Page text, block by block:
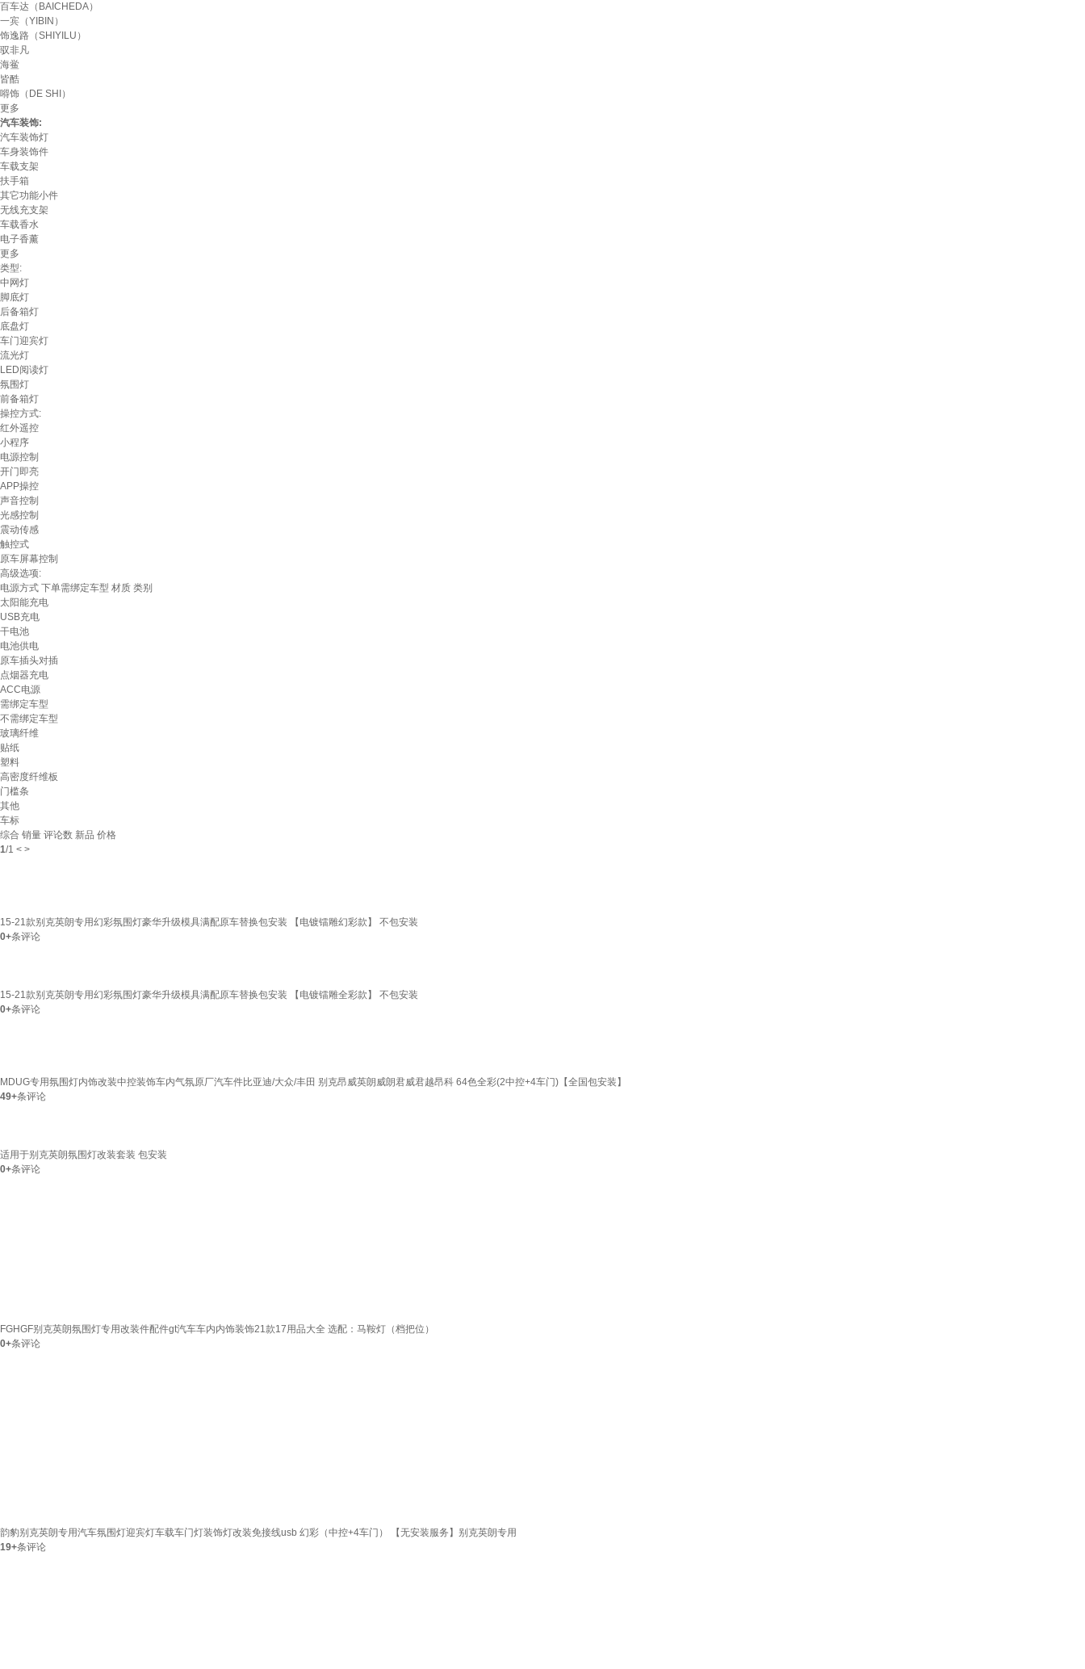
百车达（BAICHEDA）
一宾（YIBIN）
饰逸路（SHIYILU）
驭非凡
海鲎
皆酷
嘚饰（DE SHI）
更多
汽车装饰:
汽车装饰灯
车身装饰件
车载支架
扶手箱
其它功能小件
无线充支架
车载香水
电子香薰
更多
类型:
中网灯
脚底灯
后备箱灯
底盘灯
车门迎宾灯
流光灯
LED阅读灯
氛围灯
前备箱灯
操控方式:
红外遥控
小程序
电源控制
开门即亮
APP操控
声音控制
光感控制
震动传感
触控式
原车屏幕控制
高级选项:
电源方式 下单需绑定车型 材质 类别
太阳能充电
USB充电
干电池
电池供电
原车插头对插
点烟器充电
ACC电源
需绑定车型
不需绑定车型
玻璃纤维
贴纸
塑料
高密度纤维板
门槛条
其他
车标
综合 销量 评论数 新品 价格
1/1 < >
15-21款别克英朗专用幻彩氛围灯豪华升级模具满配原车替换包安装 【电镀镭雕幻彩款】 不包安装
0+条评论
15-21款别克英朗专用幻彩氛围灯豪华升级模具满配原车替换包安装 【电镀镭雕全彩款】 不包安装
0+条评论
MDUG专用氛围灯内饰改装中控装饰车内气氛原厂汽车件比亚迪/大众/丰田 别克昂威英朗威朗君威君越昂科 64色全彩(2中控+4车门)【全国包安装】
49+条评论
适用于别克英朗氛围灯改装套装 包安装
0+条评论
FGHGF别克英朗氛围灯专用改装件配件gt汽车车内内饰装饰21款17用品大全 选配：马鞍灯（档把位）
0+条评论
韵豹别克英朗专用汽车氛围灯迎宾灯车载车门灯装饰灯改装免接线usb 幻彩（中控+4车门） 【无安装服务】别克英朗专用
19+条评论